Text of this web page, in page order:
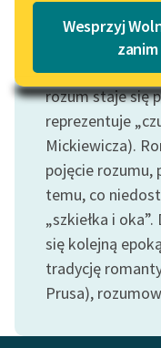
Lektury szkolne i
literatury do słuchania
uczennic i uczniów z
niepełnosprawnościami
E-kolekcja lektur
szkolnych i literatury
słuchania dla uczennic i
uczniów z
niepełnosprawnościami
Feministyczne
Popularyzacja
feministycznej
Wesprzyj
O rozumie
podkreśla jego
przeciwstawia
rozum staje się
reprezentuje
Mickiewicza).
pojęcie rozumu,
temu, co
„szkiełka i
się kolejną
tradycję
Prusa),